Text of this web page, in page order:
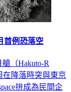
首例恐落空
（Hakuto-R
在降落時突與東京
拚成為民間企